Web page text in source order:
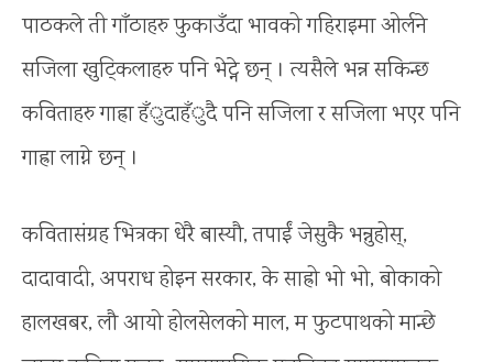
पाठकले ती गाँठाहरु फुकाउँदा भावको गहिराइमा ओर्लने
सजिला खुट्किलाहरु पनि भेट्ने छन् । त्यसैले भन्न सकिन्छ
कविताहरु गाह्रा हँुदाहँुदै पनि सजिला र सजिला भएर पनि
गाह्रा लाग्ने छन् ।
कवितासंग्रह भित्रका धेरै बास्यौ, तपाईं जेसुकै भन्नुहोस्,
दादावादी, अपराध होइन सरकार, के साह्रो भो भो, बोकाको
हालखबर, लौ आयो होलसेलको माल, म फुटपाथको मान्छे